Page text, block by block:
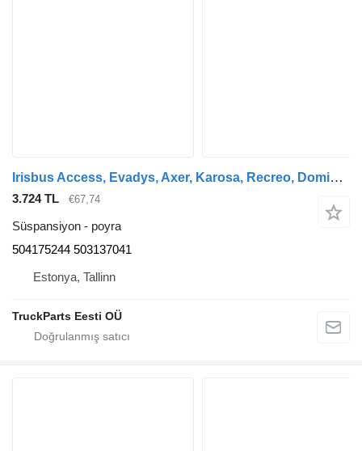
Irisbus Access, Evadys, Axer, Karosa, Recreo, Domino, Agora, Citelis, Eurorider (1999-) otobüs için Irisbus başka (01.05-) 504175244 poyra
3.724 TL €67,74
Süspansiyon - poyra
504175244 503137041
Estonya, Tallinn
TruckParts Eesti OÜ